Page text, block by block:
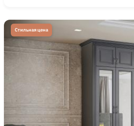
Стильная цена